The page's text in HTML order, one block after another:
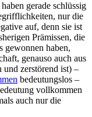
gerade schlüssig
nur die
auf, denn sie ist
Prämissen, die
gewonnen haben,
genauso auch aus
zerstörend ist) –
bedeutungslos –
vollkommen
auch nur die